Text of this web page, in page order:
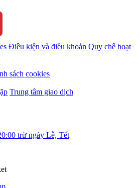
Điều kiện và điều khoản Quy chế hoạt
sách cookies
Trung tâm giao dịch
trừ ngày Lễ, Tết